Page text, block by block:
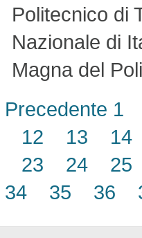
Politecnico di
Nazionale di
Magna del
Precedente 1
12
13
14
23
24 25
34
35 36